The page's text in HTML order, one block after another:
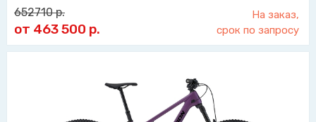
652710р.
от 463 500 р.
На заказ,
срок по запросу